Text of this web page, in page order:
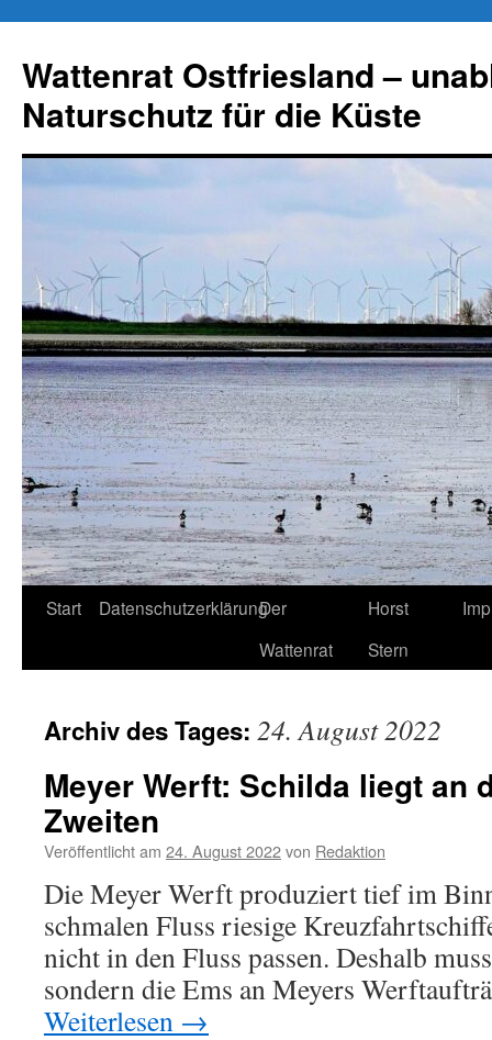
springen
Wattenrat Ostfriesland –
Naturschutz für die Küste
Start DatenschutzerklärungDer
Wattenrat
Horst
Stern
Archiv des Tages: 24. August 2022
Meyer Werft: Schilda liegt an
Zweiten
Veröffentlicht am 24. August 2022von Redaktion
Die Meyer Werft produziert tief im
schmalen Fluss riesige
nicht in den Fluss passen. Deshalb
sondern die Ems an Meyers
Weiterlesen →